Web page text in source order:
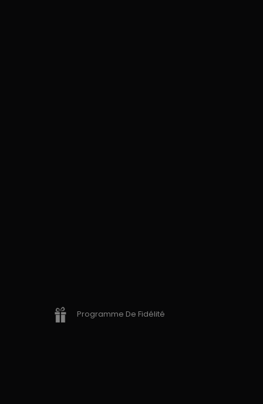
Programme De Fidélité